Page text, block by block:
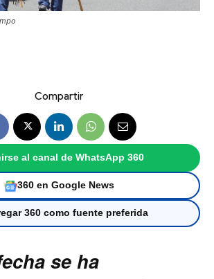
Compartir
al canal de WhatsApp 360
360 en Google News
360 como fuente preferida
se ha